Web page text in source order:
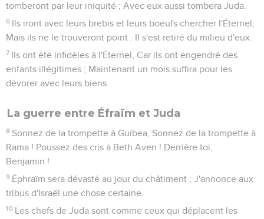
tomberont par leur iniquité ; Avec eux aussi tombera Juda.
6 Ils iront avec leurs brebis et leurs boeufs chercher l'Éternel,
Mais ils ne le trouveront point : Il s'est retiré du milieu d'eux.
7 Ils ont été infidèles à l'Éternel, Car ils ont engendré des
enfants illégitimes ; Maintenant un mois suffira pour les
dévorer avec leurs biens.
La guerre entre Éfraïm et Juda
8 Sonnez de la trompette à Guibea, Sonnez de la trompette à
Rama ! Poussez des cris à Beth Aven ! Derrière toi,
Benjamin !
9 Éphraïm sera dévasté au jour du châtiment ; J'annonce aux
tribus d'Israël une chose certaine.
10 Les chefs de Juda sont comme ceux qui déplacent les